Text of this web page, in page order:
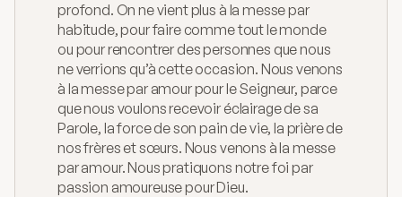
profond. On ne vient plus à la messe par
habitude, pour faire comme tout le monde
ou pour rencontrer des personnes que nous
ne verrions qu’à cette occasion. Nous venons
à la messe par amour pour le Seigneur, parce
que nous voulons recevoir éclairage de sa
Parole, la force de son pain de vie, la prière de
nos frères et sœurs. Nous venons à la messe
par amour. Nous pratiquons notre foi par
passion amoureuse pour Dieu.